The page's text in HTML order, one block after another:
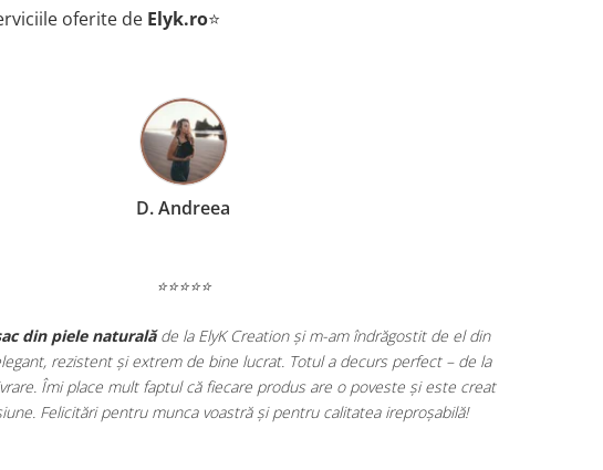
oferite de Elyk.ro⭐
D. Andreea
⭐⭐⭐⭐⭐
din piele naturalăde la ElyK Creation și m-am îndrăgostit de el din
rezistent și extrem de bine lucrat. Totul a decurs perfect – de la
Îmi place mult faptul că fiecare produs are o poveste și este creat
Felicitări pentru munca voastră și pentru calitatea ireproșabilă!